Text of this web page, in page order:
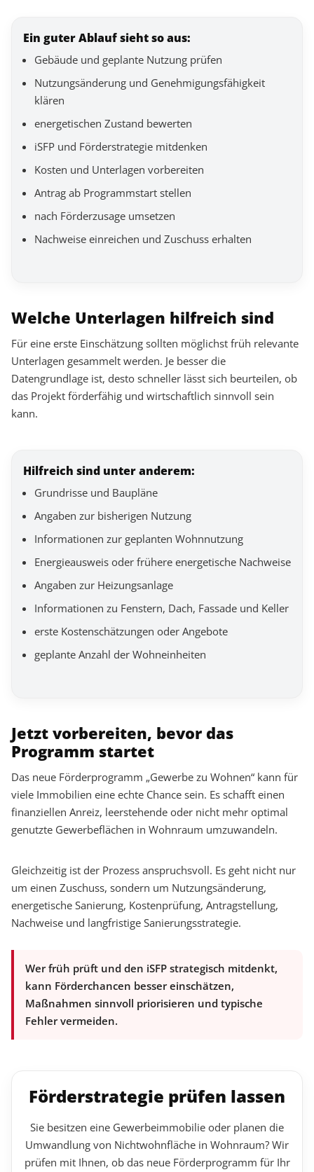
Ein guter Ablauf sieht so aus:
Gebäude und geplante Nutzung prüfen
Nutzungsänderung und Genehmigungsfähigkeit
klären
energetischen Zustand bewerten
iSFP und Förderstrategie mitdenken
Kosten und Unterlagen vorbereiten
Antrag ab Programmstart stellen
nach Förderzusage umsetzen
Nachweise einreichen und Zuschuss erhalten
Welche Unterlagen hilfreich sind
Für eine erste Einschätzung sollten möglichst früh relevante
Unterlagen gesammelt werden. Je besser die
Datengrundlage ist, desto schneller lässt sich beurteilen, ob
das Projekt förderfähig und wirtschaftlich sinnvoll sein
kann.
Hilfreich sind unter anderem:
Grundrisse und Baupläne
Angaben zur bisherigen Nutzung
Informationen zur geplanten Wohnnutzung
Energieausweis oder frühere energetische Nachweise
Angaben zur Heizungsanlage
Informationen zu Fenstern, Dach, Fassade und Keller
erste Kostenschätzungen oder Angebote
geplante Anzahl der Wohneinheiten
Jetzt vorbereiten, bevor das
Programm startet
Das neue Förderprogramm „Gewerbe zu Wohnen“ kann für
viele Immobilien eine echte Chance sein. Es schafft einen
finanziellen Anreiz, leerstehende oder nicht mehr optimal
genutzte Gewerbeflächen in Wohnraum umzuwandeln.
Gleichzeitig ist der Prozess anspruchsvoll. Es geht nicht nur
um einen Zuschuss, sondern um Nutzungsänderung,
energetische Sanierung, Kostenprüfung, Antragstellung,
Nachweise und langfristige Sanierungsstrategie.
Wer früh prüft und den iSFP strategisch mitdenkt,
kann Förderchancen besser einschätzen,
Maßnahmen sinnvoll priorisieren und typische
Fehler vermeiden.
Förderstrategie prüfen lassen
Sie besitzen eine Gewerbeimmobilie oder planen die
Umwandlung von Nichtwohnfläche in Wohnraum? Wir
prüfen mit Ihnen, ob das neue Förderprogramm für Ihr